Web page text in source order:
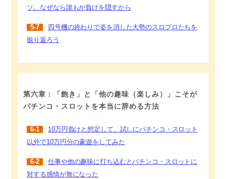
ソ。なぜなら誰もが負けを隠すから
5-7
四号機の終わりで姿を消した大勢のスロプロたちを
振り返ろう
第六章：「飽き」と「他の趣味（楽しみ）」こそが
パチンコ・スロットを本当に辞める方法
6-1
10万円負けと想定して、試しにパチンコ・スロット
以外で10万円分の豪遊をしてみた
6-2
仕事や他の趣味に打ち込むとパチンコ・スロットに
対する感情が無になった